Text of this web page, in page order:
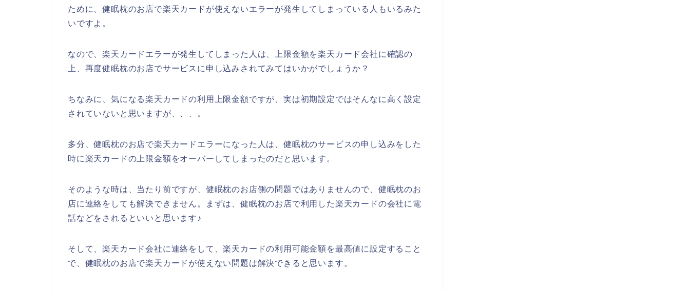
ために、健眠枕のお店で楽天カードが使えないエラーが発生してしまっている人もいるみた
いですよ。
なので、楽天カードエラーが発生してしまった人は、上限金額を楽天カード会社に確認の
上、再度健眠枕のお店でサービスに申し込みされてみてはいかがでしょうか？
ちなみに、気になる楽天カードの利用上限金額ですが、実は初期設定ではそんなに高く設定
されていないと思いますが、、、。
多分、健眠枕のお店で楽天カードエラーになった人は、健眠枕のサービスの申し込みをした
時に楽天カードの上限金額をオーバーしてしまったのだと思います。
そのような時は、当たり前ですが、健眠枕のお店側の問題ではありませんので、健眠枕のお
店に連絡をしても解決できません。まずは、健眠枕のお店で利用した楽天カードの会社に電
話などをされるといいと思います♪
そして、楽天カード会社に連絡をして、楽天カードの利用可能金額を最高値に設定すること
で、健眠枕のお店で楽天カードが使えない問題は解決できると思います。